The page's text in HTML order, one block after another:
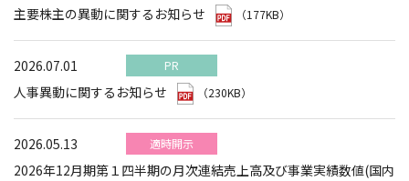
主要株主の異動に関するお知らせ （177KB）
2026.07.01 PR
人事異動に関するお知らせ （230KB）
2026.05.13 適時開示
2026年12月期第１四半期の月次連結売上高及び事業実績数値(国内